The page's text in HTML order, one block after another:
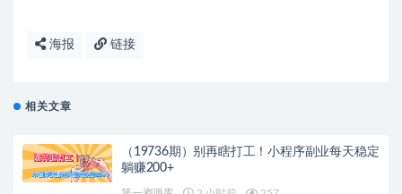
海报 链接
相关文章
（19736期）别再瞎打工！小程序副业每天稳定
躺赚200+